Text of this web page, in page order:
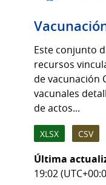
Este conjunto
recursos
de vacunación
vacunales
de actos...
XLSX CSV
Última
19:02